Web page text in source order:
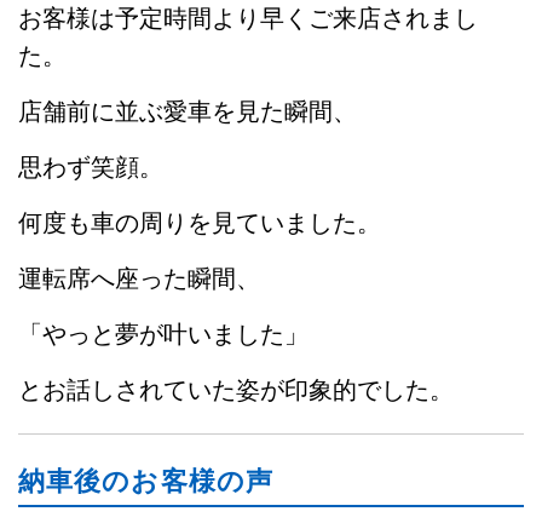
お客様は予定時間より早くご来店されまし
た。
店舗前に並ぶ愛車を見た瞬間、
思わず笑顔。
何度も車の周りを見ていました。
運転席へ座った瞬間、
「やっと夢が叶いました」
とお話しされていた姿が印象的でした。
納車後のお客様の声